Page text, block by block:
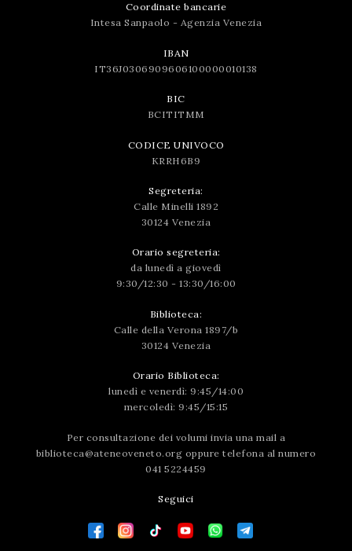
Coordinate bancarie
Intesa Sanpaolo - Agenzia Venezia
IBAN
IT36J0306909606100000010138
BIC
BCITITMM
CODICE UNIVOCO
KRRH6B9
Segreteria:
Calle Minelli 1892
30124 Venezia
Orario segreteria:
da lunedì a giovedì
9:30/12:30 - 13:30/16:00
Biblioteca:
Calle della Verona 1897/b
30124 Venezia
Orario Biblioteca:
lunedì e venerdì: 9:45/14:00
mercoledì: 9:45/15:15
Per consultazione dei volumi invia una mail a
biblioteca@ateneoveneto.org oppure telefona al numero
041 5224459
Seguici